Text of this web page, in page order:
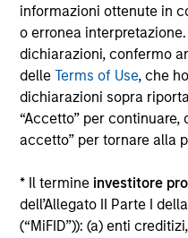
informazioni ottenute in
o erronea
dichiarazioni, confermo
delleTerms of Use, che
dichiarazioni sopra
“Accetto” per continuare,
accetto” per tornare alla
* Il termine investitore
dell’Allegato II Parte I
(“MiFID”)): (a) enti
Il ricorso alla leva
relativamente contenuta
determinare una
positivo che negativo, nel
conseguenza, nel valore
Alcuni documenti
riguardare più comparti
Investment Funds. Si fa
sono disponibili per le
in cui tale distribuzione o
leggi o ai regolamenti locali.